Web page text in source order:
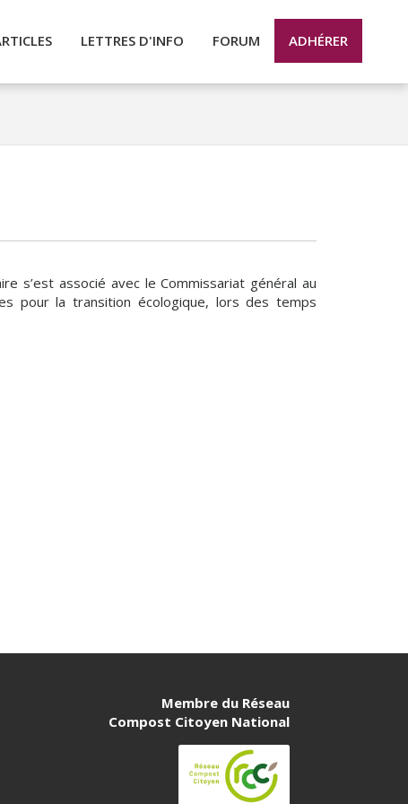
LETTRES D'INFO FORUM ADHÉRER
s’est associé avec le Commissariat général au
pour la transition écologique, lors des temps
Membre du Réseau
Compost Citoyen National